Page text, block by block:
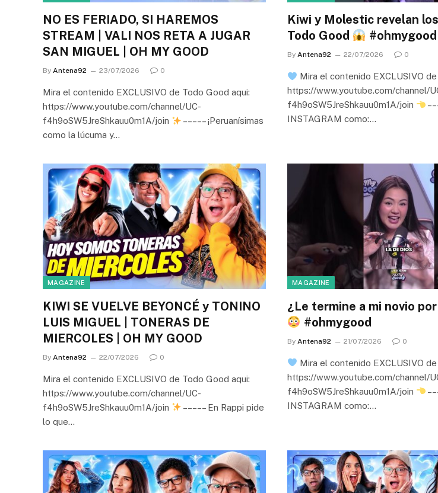
NO ES FERIADO, SI HAREMOS
STREAM | VALI NOS RETA A JUGAR
SAN MIGUEL | OH MY GOOD
By Antena92 23/07/2026 0
Mira el contenido EXCLUSIVO de Todo Good aqui:
https://www.youtube.com/channel/UC-
f4h9oSW5JreShkauu0m1A/join
– – – – – ¡Peruanísimas
como la lúcuma y…
Kiwi y Molestic revelan
Todo Good
#ohmygood
By Antena92 22/07/2026 0
Mira el contenido EXCLUSIVO
https://www.youtube.com/channel/
f4h9oSW5JreShkauu0m1A/join
–
INSTAGRAM como:…
MAGAZINE
KIWI SE VUELVE BEYONCÉ y TONINO
LUIS MIGUEL | TONERAS DE
MIERCOLES | OH MY GOOD
By Antena92 22/07/2026 0
Mira el contenido EXCLUSIVO de Todo Good aqui:
https://www.youtube.com/channel/UC-
f4h9oSW5JreShkauu0m1A/join
– – – – – En Rappi pide
lo que…
MAGAZINE
¿Le termine a mi novio
#ohmygood
By Antena92 21/07/2026 0
Mira el contenido EXCLUSIVO
https://www.youtube.com/channel/
f4h9oSW5JreShkauu0m1A/join
–
INSTAGRAM como:…